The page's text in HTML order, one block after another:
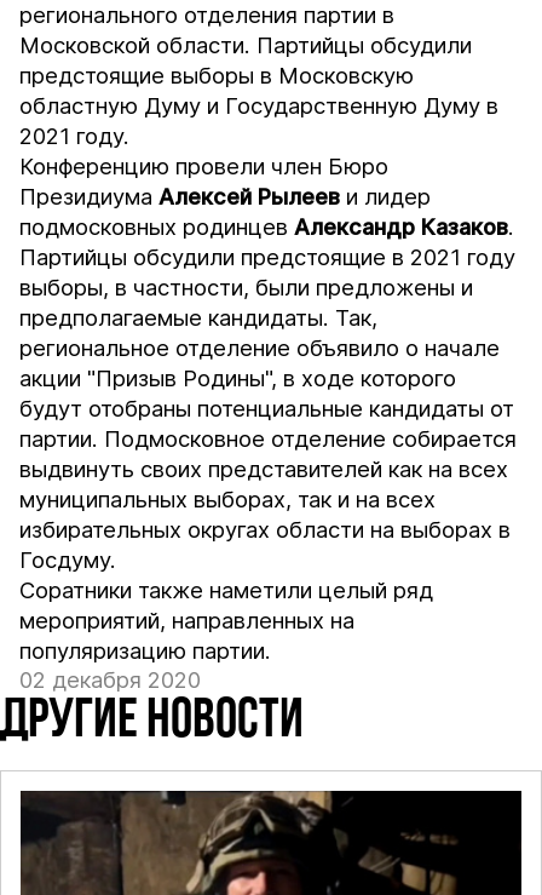
регионального отделения партии в
Московской области. Партийцы обсудили
предстоящие выборы в Московскую
областную Думу и Государственную Думу в
2021 году.
Конференцию провели член Бюро
ПрезидиумаАлексей Рылеев и лидер
подмосковных родинцевАлександр Казаков.
Партийцы обсудили предстоящие в 2021 году
выборы, в частности, были предложены и
предполагаемые кандидаты. Так,
региональное отделение объявило о начале
акции "Призыв Родины", в ходе которого
будут отобраны потенциальные кандидаты от
партии. Подмосковное отделение собирается
выдвинуть своих представителей как на всех
муниципальных выборах, так и на всех
избирательных округах области на выборах в
Госдуму.
Соратники также наметили целый ряд
мероприятий, направленных на
популяризацию партии.
02 декабря 2020
ДРУГИЕ НОВОСТИ